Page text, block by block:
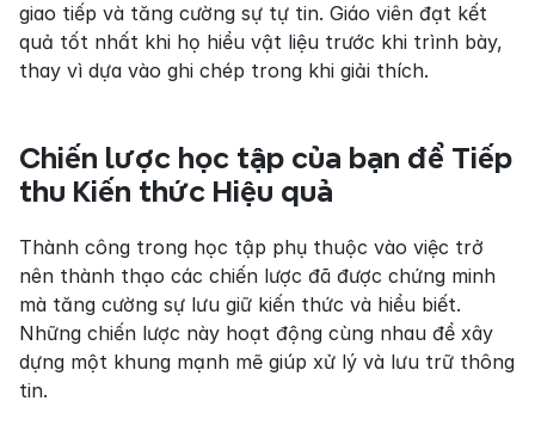
giao tiếp và tăng cường sự tự tin. Giáo viên đạt kết
quả tốt nhất khi họ hiểu vật liệu trước khi trình bày,
thay vì dựa vào ghi chép trong khi giải thích.
Chiến lược học tập của bạn để Tiếp
thu Kiến thức Hiệu quả
Thành công trong học tập phụ thuộc vào việc trở
nên thành thạo các chiến lược đã được chứng minh
mà tăng cường sự lưu giữ kiến thức và hiểu biết.
Những chiến lược này hoạt động cùng nhau để xây
dựng một khung mạnh mẽ giúp xử lý và lưu trữ thông
tin.